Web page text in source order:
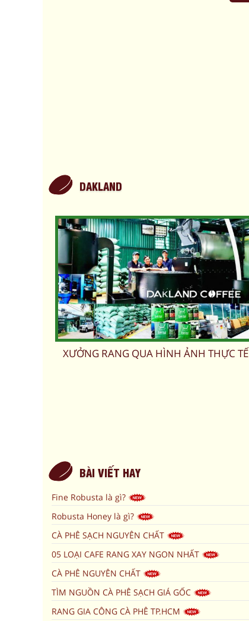
DAKLAND
XƯỞNG RANG QUA HÌNH ẢNH THỰC TẾ
BÀI VIẾT HAY
Fine Robusta là gì?
Robusta Honey là gì?
CÀ PHÊ SẠCH NGUYÊN CHẤT
05 LOẠI CAFE RANG XAY NGON NHẤT
CÀ PHÊ NGUYÊN CHẤT
TÌM NGUỒN CÀ PHÊ SẠCH GIÁ GỐC
RANG GIA CÔNG CÀ PHÊ TP.HCM